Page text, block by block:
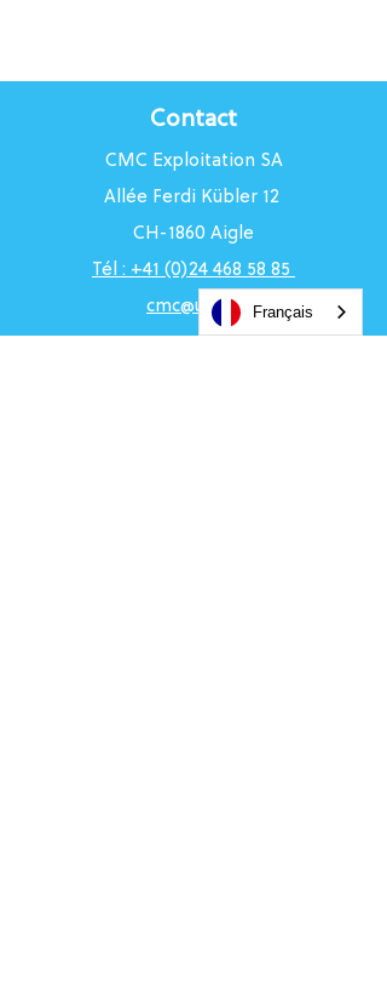
Contact
CMC Exploitation SA
Allée Ferdi Kübler 12
CH-1860 Aigle
Tél : +41 (0)24 468 58 85
cmc@uci.ch
Français